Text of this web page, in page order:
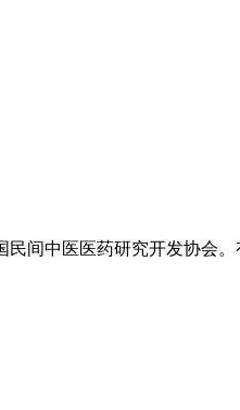
间中医医药研究开发协会